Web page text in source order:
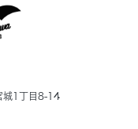
城1丁目8-14